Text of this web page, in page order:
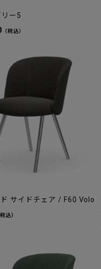
ー5
（税込）
サイドチェア / F60 Volo
税込）